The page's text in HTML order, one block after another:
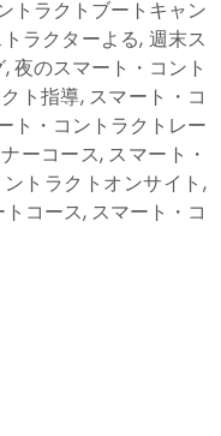
トラクトブートキャン
ラクターよる, 週末ス
夜のスマート・コント
ト指導, スマート・コ
ト・コントラクトレー
ーコース, スマート・
トラクトオンサイト,
コース, スマート・コ